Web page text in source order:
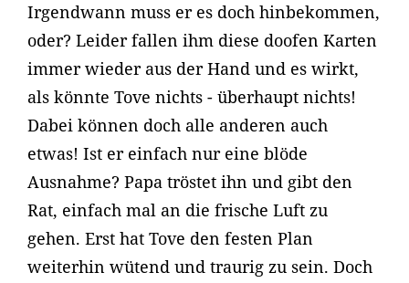
Irgendwann muss er es doch hinbekommen,
oder? Leider fallen ihm diese doofen Karten
immer wieder aus der Hand und es wirkt,
als könnte Tove nichts - überhaupt nichts!
Dabei können doch alle anderen auch
etwas! Ist er einfach nur eine blöde
Ausnahme? Papa tröstet ihn und gibt den
Rat, einfach mal an die frische Luft zu
gehen. Erst hat Tove den festen Plan
weiterhin wütend und traurig zu sein. Doch